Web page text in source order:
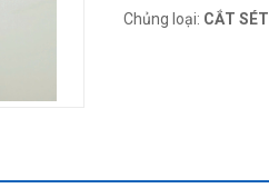
Chủng loại: CẮT SÉT